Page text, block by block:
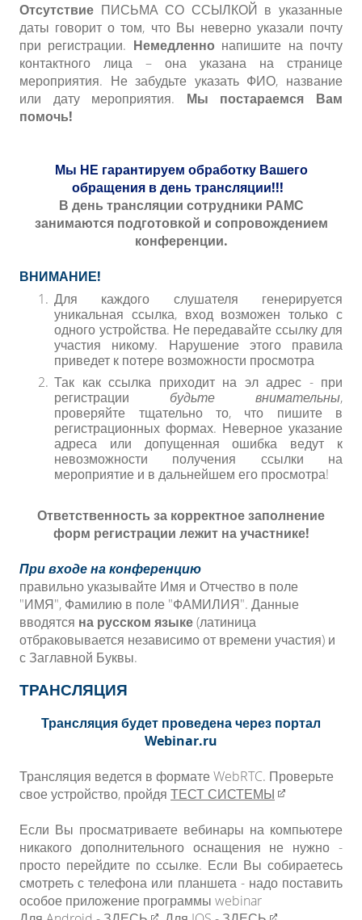
Отсутствие ПИСЬМА СО ССЫЛКОЙ в указанные
даты говорит о том, что Вы неверно указали почту
при регистрации. Немедленно напишите на почту
контактного лица – она указана на странице
мероприятия. Не забудьте указать ФИО, название
или дату мероприятия. Мы постараемся Вам
помочь!
Мы НЕ гарантируем обработку Вашего
обращения в день трансляции!!!
В день трансляции сотрудники РАМС
занимаются подготовкой и сопровождением
конференции.
ВНИМАНИЕ!
Для каждого слушателя генерируется
уникальная ссылка, вход возможен только с
одного устройства. Не передавайте ссылку для
участия никому. Нарушение этого правила
приведет к потере возможности просмотра
Так как ссылка приходит на эл адрес - при
регистрации будьте внимательны,
проверяйте тщательно то, что пишите в
регистрационных формах. Неверное указание
адреса или допущенная ошибка ведут к
невозможности получения ссылки на
мероприятие и в дальнейшем его просмотра!
Ответственность за корректное заполнение
форм регистрации лежит на участнике!
При входе на конференцию
правильно указывайте Имя и Отчество в поле
"ИМЯ", Фамилию в поле "ФАМИЛИЯ". Данные
вводятся на русском языке(латиница
отбраковывается независимо от времени участия) и
с Заглавной Буквы.
ТРАНСЛЯЦИЯ
Трансляция будет проведена через портал
Webinar.ru
Трансляция ведется в формате WebRTC. Проверьте
свое устройство, пройдя ТЕСТ СИСТЕМЫ​​
Если Вы просматриваете вебинары на компьютере
никакого дополнительного оснащения не нужно -
просто перейдите по ссылке. Если Вы собираетесь
смотреть с телефона или планшета - надо поставить
особое приложение программы webinar